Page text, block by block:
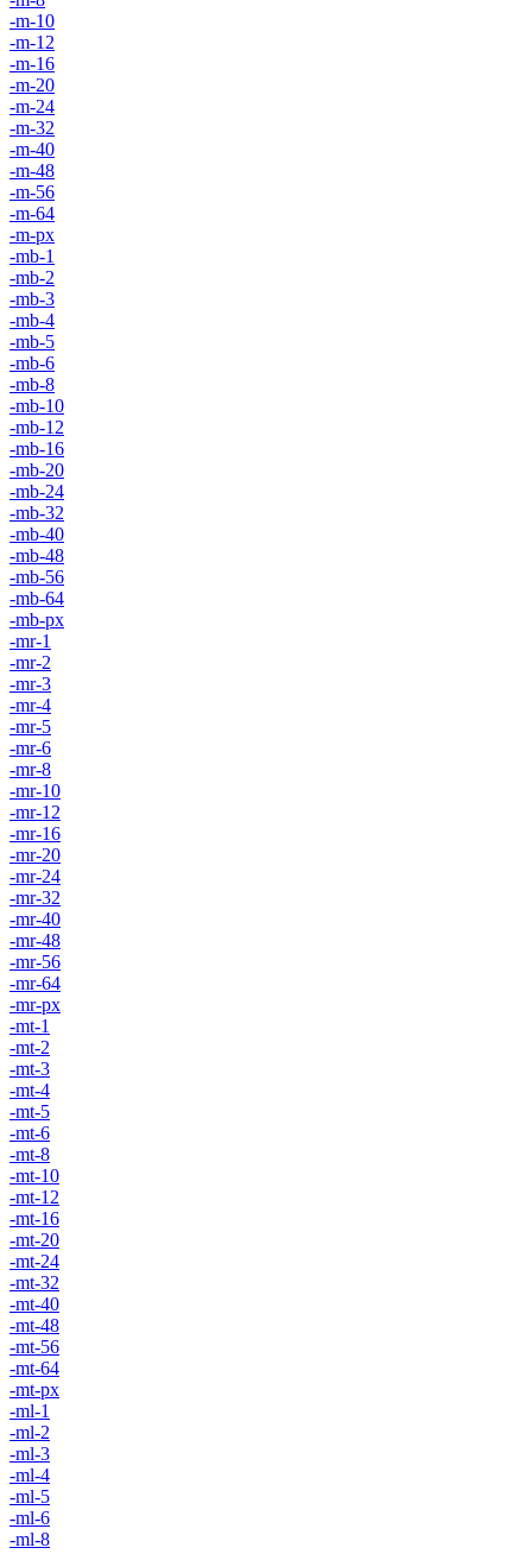
-m-10
-m-12
-m-16
-m-20
-m-24
-m-32
-m-40
-m-48
-m-56
-m-64
-m-px
-mb-1
-mb-2
-mb-3
-mb-4
-mb-5
-mb-6
-mb-8
-mb-10
-mb-12
-mb-16
-mb-20
-mb-24
-mb-32
-mb-40
-mb-48
-mb-56
-mb-64
-mb-px
-mr-1
-mr-2
-mr-3
-mr-4
-mr-5
-mr-6
-mr-8
-mr-10
-mr-12
-mr-16
-mr-20
-mr-24
-mr-32
-mr-40
-mr-48
-mr-56
-mr-64
-mr-px
-mt-1
-mt-2
-mt-3
-mt-4
-mt-5
-mt-6
-mt-8
-mt-10
-mt-12
-mt-16
-mt-20
-mt-24
-mt-32
-mt-40
-mt-48
-mt-56
-mt-64
-mt-px
-ml-1
-ml-2
-ml-3
-ml-4
-ml-5
-ml-6
-ml-8